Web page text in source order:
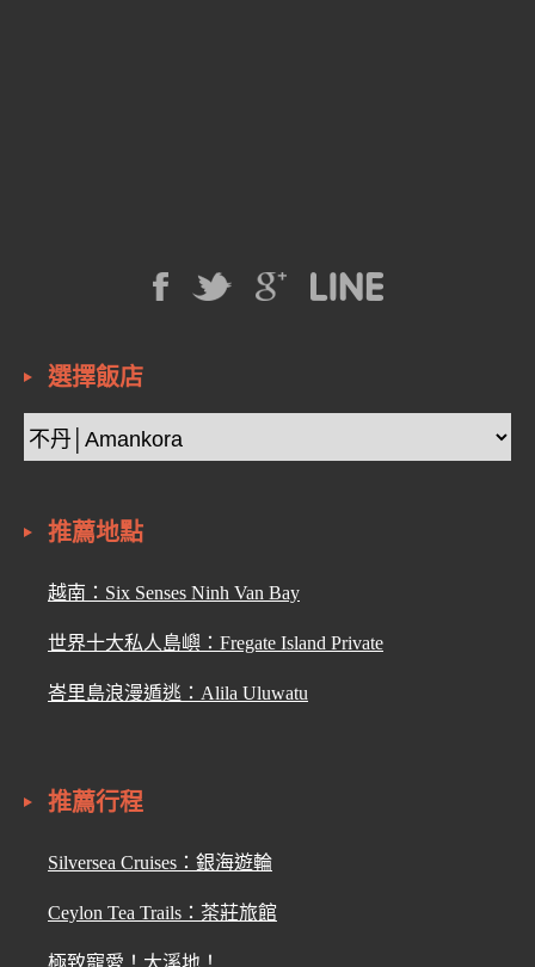
選擇飯店
推薦地點
越南：Six Senses Ninh Van Bay
世界十大私人島嶼：Fregate Island Private
峇里島浪漫遁逃：Alila Uluwatu
推薦行程
Silversea Cruises：銀海遊輪
Ceylon Tea Trails：茶莊旅館